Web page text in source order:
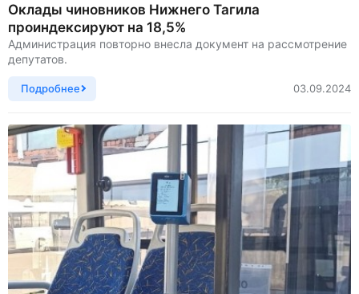
Оклады чиновников Нижнего Тагила
проиндексируют на 18,5%
Администрация повторно внесла документ на рассмотрение
депутатов.
Подробнее 03.09.2024